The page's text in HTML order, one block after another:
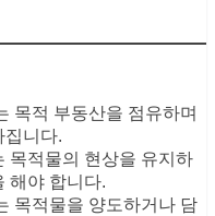
목적 부동산을 점유하며
집니다.
목적물의 현상을 유지하
해야 합니다.
목적물을 양도하거나 담